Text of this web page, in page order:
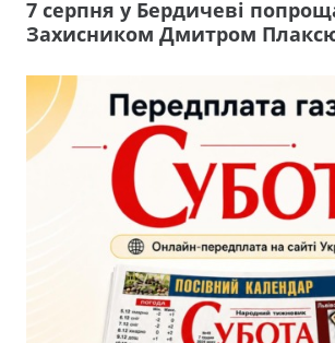
7 серпня у Бердичеві
Захисником Дмитром